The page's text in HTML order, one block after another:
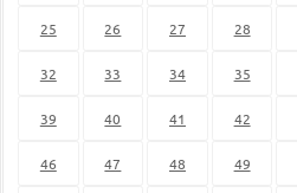
25 26 27 28
32 33 34 35
39 40 41 42
46 47 48 49